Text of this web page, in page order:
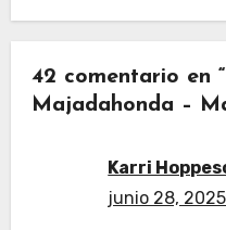
42 comentario en
Majadahonda –
Karri
junio 28,